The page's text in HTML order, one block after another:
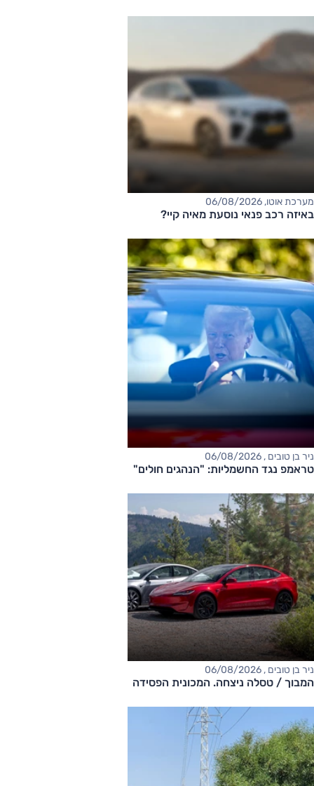
מערכת אוטו, 06/08/2026
באיזה רכב פנאי נוסעת מאיה קיי?
ניר בן טובים , 06/08/2026
טראמפ נגד החשמליות: "הנהגים חולים"
ניר בן טובים , 06/08/2026
המבוך / טסלה ניצחה. המכונית הפסידה